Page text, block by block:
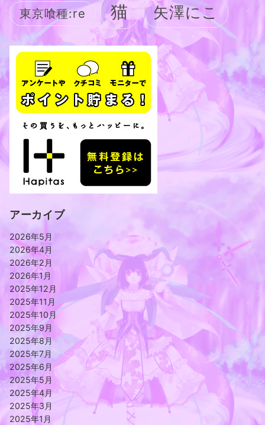
東京喰種:re 猫 矢澤にこ
アーカイブ
2026年5月
2026年4月
2026年2月
2026年1月
2025年12月
2025年11月
2025年10月
2025年9月
2025年8月
2025年7月
2025年6月
2025年5月
2025年4月
2025年3月
2025年1月